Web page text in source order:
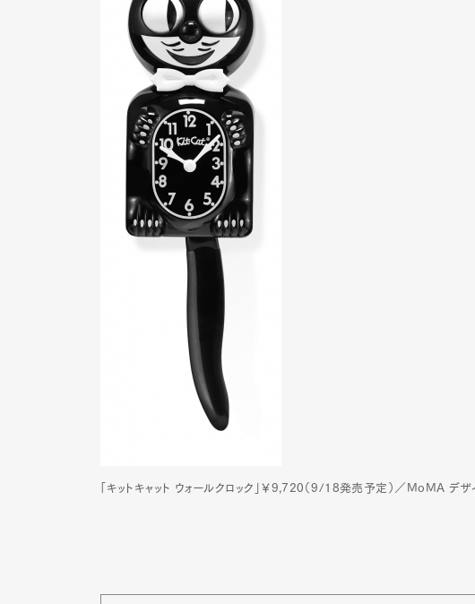
「キットキャット ウォールクロック」￥9,720（9/18発売予定）／MoMA デザ